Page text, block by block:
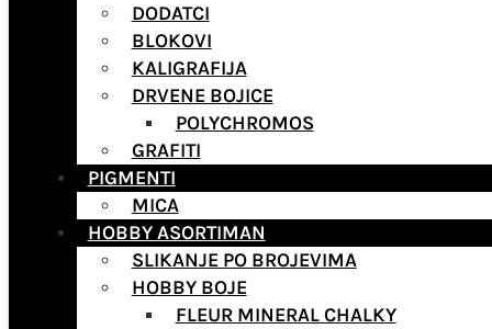
DODATCI
BLOKOVI
KALIGRAFIJA
DRVENE BOJICE
POLYCHROMOS
GRAFITI
PIGMENTI
MICA
HOBBY ASORTIMAN
SLIKANJE PO BROJEVIMA
HOBBY BOJE
FLEUR MINERAL CHALKY